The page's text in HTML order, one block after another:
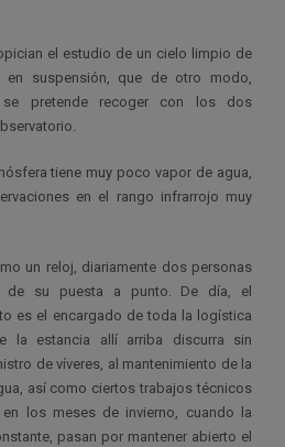
el estudio de un cielo limpio de
en suspensión, que de otro modo,
pretende recoger con los dos
tiene muy poco vapor de agua,
en el rango infrarrojo muy
un reloj, diariamente dos personas
de su puesta a punto. De día, el
es el encargado de toda la logística
la estancia allí arriba discurra sin
de víveres, al mantenimiento de la
así como ciertos trabajos técnicos
los meses de invierno, cuando la
pasan por mantener abierto el